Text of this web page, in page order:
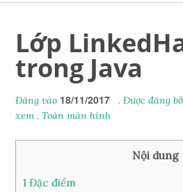
Lớp
trong Java
Đăng vào 18/11/2017 . Được đăng
xem .Toàn màn hình
Nội dung
1 Đặc điểm